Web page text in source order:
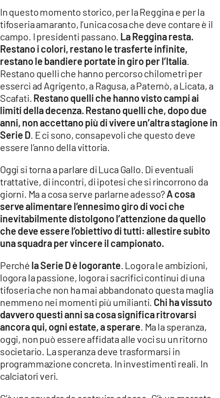
COSENZACHANNEL.IT
ILVIBONESE.IT
CATANZAROCHANNEL.IT
LACAPITALENEWS.IT
App
ANDROID
APPLE
In questo momento storico, per la Reggina e per la
tifoseria amaranto, l’unica cosa che deve contare è il
campo. I presidenti passano. La Reggina resta.
Restano i colori, restano le trasferte infinite,
restano le bandiere portate in giro per l’Italia
Restano quelli che hanno percorso chilometri per
esserci ad Agrigento, a Ragusa, a Paternò, a Licata, a
Scafati. Restano quelli che hanno visto campi ai
limiti della decenza. Restano quelli che, dopo due
anni, non accettano più di vivere un’altra stagione in
Serie D . E ci sono, consapevoli che questo deve
essere l’anno della vittoria.
Oggi si torna a parlare di Luca Gallo. Di eventuali
trattative, di incontri, di ipotesi che si rincorrono da
giorni. Ma a cosa serve parlarne adesso?A cosa
serve alimentare l’ennesimo giro di voci che
inevitabilmente distolgono l’attenzione da quello
che deve essere l’obiettivo di tutti: allestire subito
una squadra per vincere il campionato.
Perché la Serie D è logorante . Logora le ambizioni,
logora la passione, logora i sacrifici continui di una
tifoseria che non ha mai abbandonato questa maglia
nemmeno nei momenti più umilianti. Chi ha vissuto
davvero questi anni sa cosa significa ritrovarsi
ancora qui, ogni estate, a sperare . Ma la speranza,
oggi, non può essere affidata alle voci su un ritorno
societario. La speranza deve trasformarsi in
programmazione concreta. In investimenti reali. In
calciatori veri.